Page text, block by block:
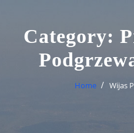
Category:
Home Wijas